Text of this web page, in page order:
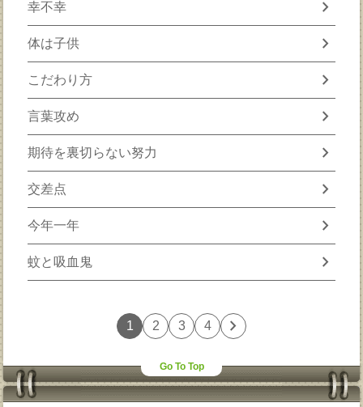
幸不幸 chevron_right
体は子供 chevron_right
こだわり方 chevron_right
言葉攻め chevron_right
期待を裏切らない努力 chevron_right
交差点 chevron_right
今年一年 chevron_right
蚊と吸血鬼 chevron_right
1 2 3 4 chevron_right
Go To Top